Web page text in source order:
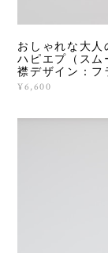
おしゃれな大
ハピエプ（ス
襟デザイン：
¥6,600